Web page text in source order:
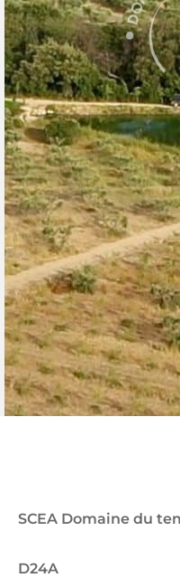
SCEA Domaine du
D24A